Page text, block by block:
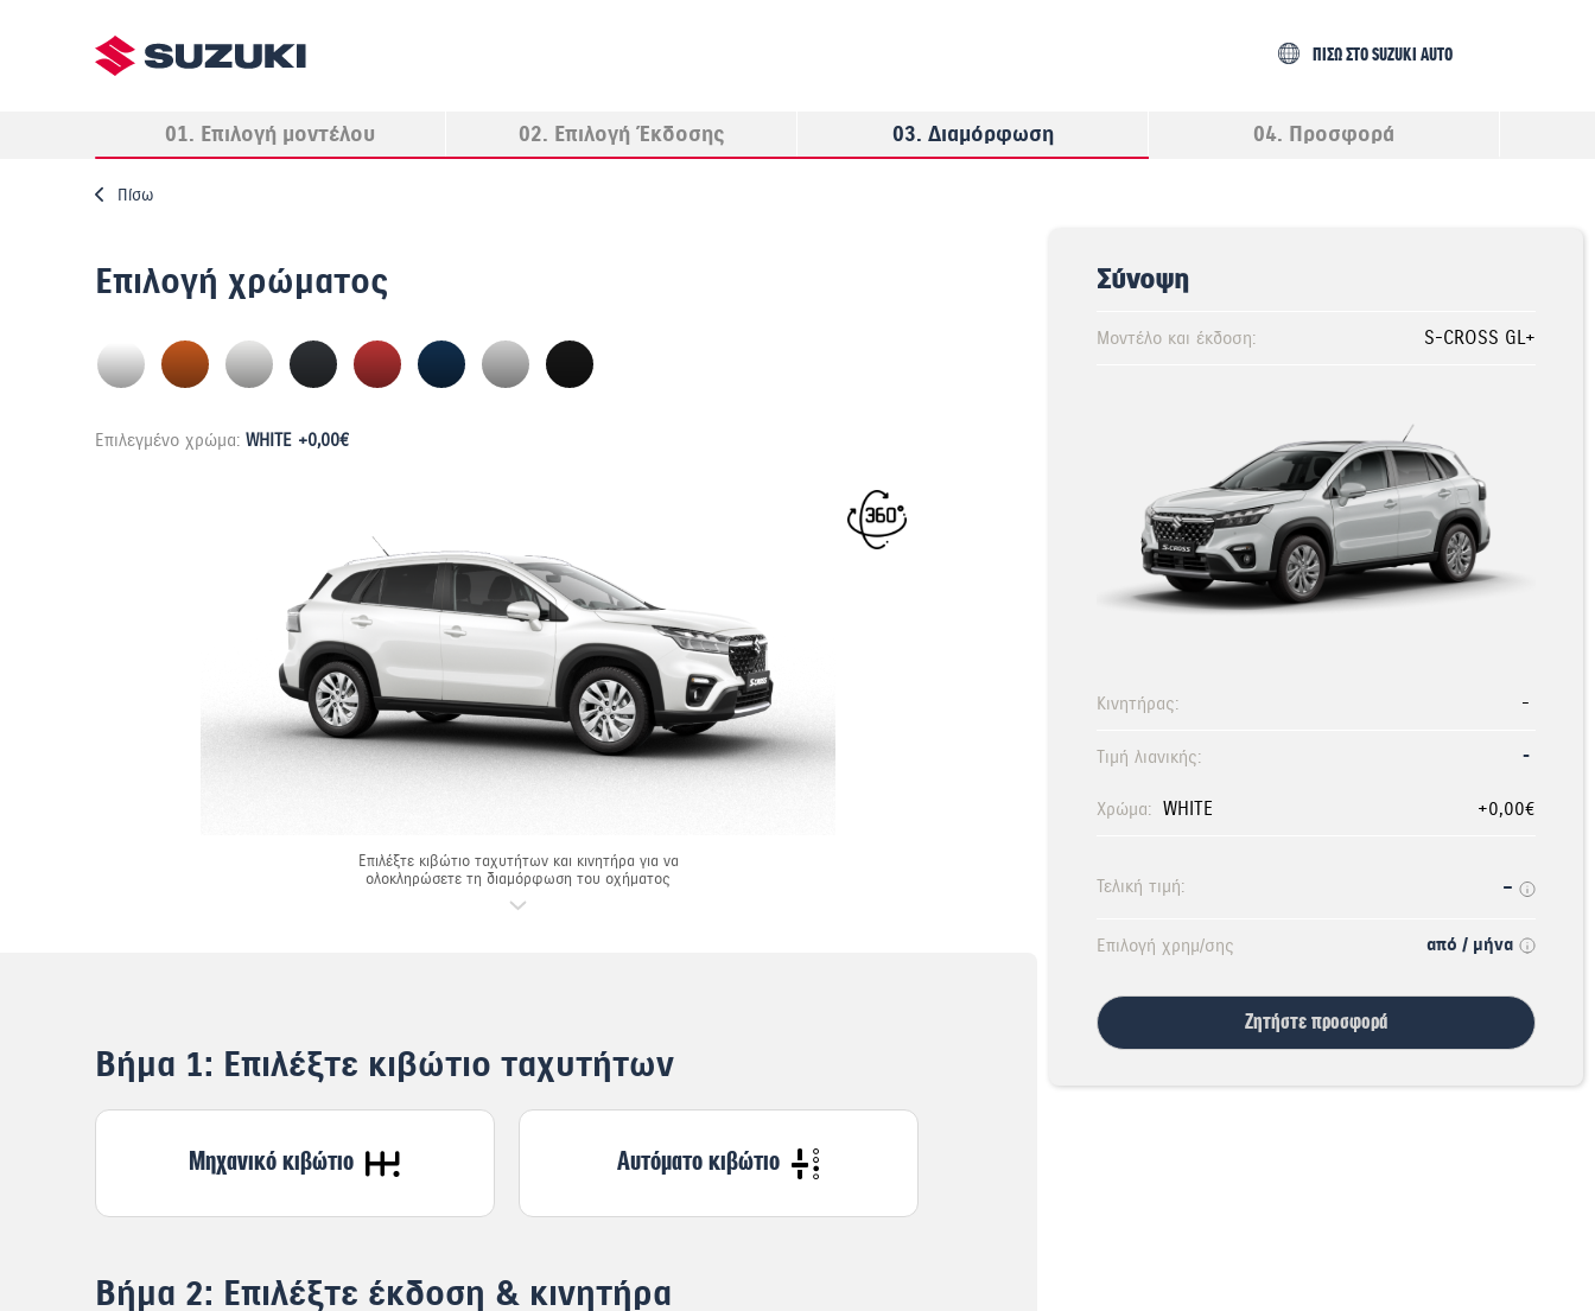
ΠΙΣΩ ΣΤΟ SUZUKI AUTO
01. Επιλογή μοντέλου 02. Επιλογή Έκδοσης 03. Διαμόρφωση 04. Προσφορά
Πίσω
Επιλογή χρώματος
Επιλεγμένο χρώμα: WHITE +0,00€
Επιλέξτε κιβώτιο ταχυτήτων και κινητήρα για να
ολοκληρώσετε τη διαμόρφωση του οχήματος
Βήμα 1: Επιλέξτε κιβώτιο ταχυτήτων
Μηχανικό κιβώτιο Αυτόματο κιβώτιο
Βήμα 2: Επιλέξτε έκδοση & κινητήρα
Σύνοψη
Μοντέλο και έκδοση: S-CROSS GL+
Κινητήρας: -
Τιμή λιανικής: -
Χρώμα: WHITE +0,00€
Τελική τιμή: -
Επιλογή χρημ/σης από / μήνα
Ζητήστε προσφορά